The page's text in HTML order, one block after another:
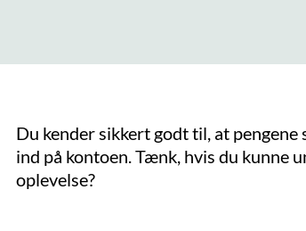
Du kender sikkert godt til, at
ind på kontoen. Tænk, hvis du kunne
oplevelse?